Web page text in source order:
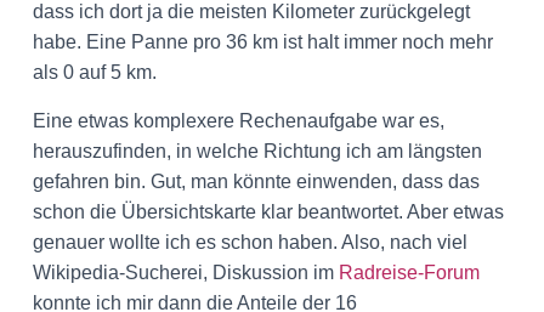
dass ich dort ja die meisten Kilometer zurückgelegt
habe. Eine Panne pro 36 km ist halt immer noch mehr
als 0 auf 5 km.
Eine etwas komplexere Rechenaufgabe war es,
herauszufinden, in welche Richtung ich am längsten
gefahren bin. Gut, man könnte einwenden, dass das
schon die Übersichtskarte klar beantwortet. Aber etwas
genauer wollte ich es schon haben. Also, nach viel
Wikipedia-Sucherei, Diskussion im Radreise-Forum
konnte ich mir dann die Anteile der 16